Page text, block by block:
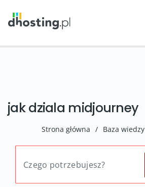
jak dziala midjourney
Strona główna / Baza wiedzy